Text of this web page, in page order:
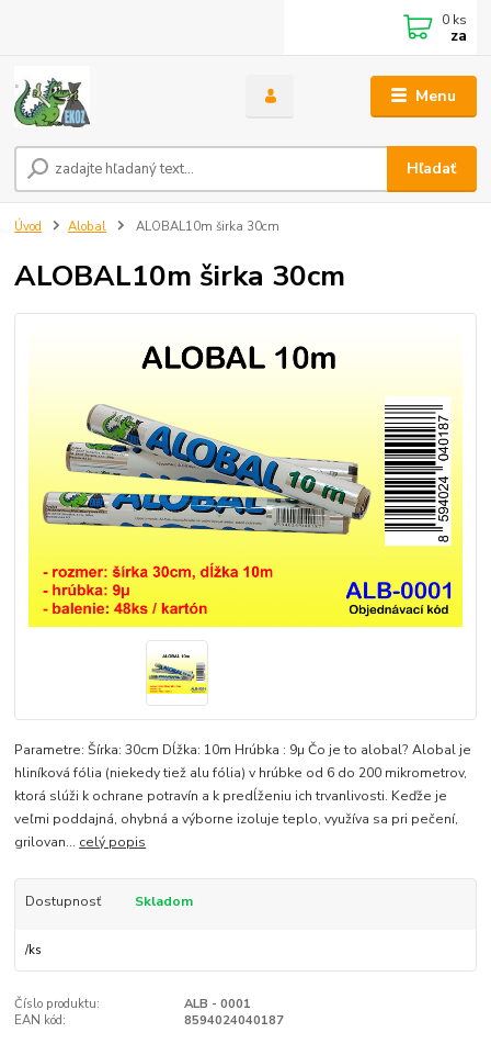
Menu
Hľadať
0 ks
za
Úvod Alobal ALOBAL10m širka 30cm
ALOBAL10m širka 30cm
Parametre: Šírka: 30cm Dĺžka: 10m Hrúbka : 9µ Čo je to alobal? Alobal je
hliníková fólia (niekedy tiež alu fólia) v hrúbke od 6 do 200 mikrometrov,
ktorá slúži k ochrane potravín a k predĺženiu ich trvanlivosti. Keďže je
veľmi poddajná, ohybná a výborne izoluje teplo, využíva sa pri pečení,
grilovan... celý popis
Dostupnosť Skladom
/ks
Číslo produktu:
ALB - 0001
EAN kód:
8594024040187